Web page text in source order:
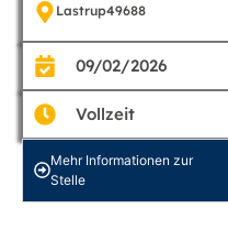
Lastrup49688
09/02/2026
Vollzeit
Mehr Informationen zur
Stelle